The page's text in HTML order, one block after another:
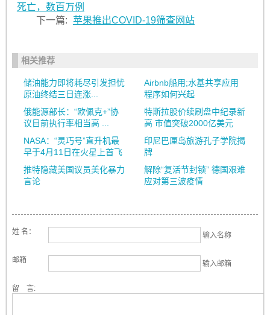
死亡，数百万例
下一篇: 苹果推出COVID-19筛查网站
相关推荐
储油能力即将耗尽引发担忧
原油终结三日连涨...
Airbnb船用;水基共享应用
程序如何兴起
俄能源部长：“欧佩克+”协
议目前执行率相当高 ...
特斯拉股价续刷盘中纪录新
高 市值突破2000亿美元
NASA：“灵巧号”直升机最
早于4月11日在火星上首飞
印尼巴厘岛旅游孔子学院揭
牌
推特隐藏美国议员美化暴力
言论
解除“复活节封锁” 德国艰难
应对第三波疫情
姓 名： 输入名称
邮箱 输入邮箱
留 言: